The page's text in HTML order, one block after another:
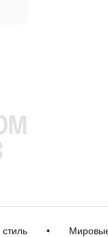
• Мировые